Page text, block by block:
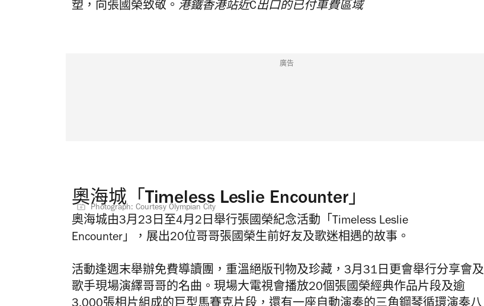
塑，向張國榮致敬。 港鐵香港站近C出口的已付車費區域
廣告
奧海城「Timeless Leslie Encounter」
Photograph: Courtesy Olympian City
奧海城由3月23日至4月2日舉行張國榮紀念活動「Timeless Leslie
Encounter」，展出20位哥哥張國榮生前好友及歌迷相遇的故事。
活動逢週末舉辦免費導讀團，重溫絕版刊物及珍藏，3月31日更會舉行分享會及
歌手現場演繹哥哥的名曲。現場大電視會播放20個張國榮經典作品片段及逾